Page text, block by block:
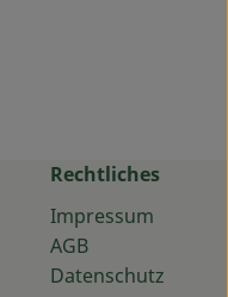
Rechtliches
Impressum
AGB
Datenschutz